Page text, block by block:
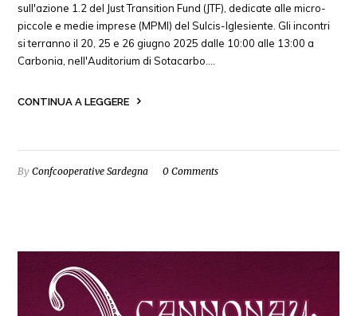
sull'azione 1.2 del Just Transition Fund (JTF), dedicate alle micro-
piccole e medie imprese (MPMI) del Sulcis-Iglesiente. Gli incontri
si terranno il 20, 25 e 26 giugno 2025 dalle 10:00 alle 13:00 a
Carbonia, nell'Auditorium di Sotacarbo.…
CONTINUA A LEGGERE
ByConfcooperative Sardegna 0 Comments